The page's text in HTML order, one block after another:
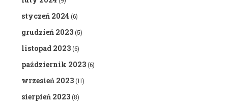
styczeń 2024 (6)
grudzień 2023(5)
listopad 2023(6)
październik 2023(6)
wrzesień 2023(11)
sierpień 2023(8)